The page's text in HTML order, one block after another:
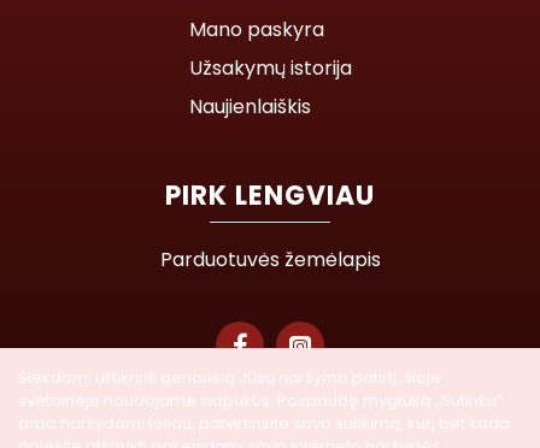
Siekdami užtikrinti geriausią Jūsų naršymo patirtį, šioje
svetainėje naudojame slapukus. Paspaudę mygtuką „Sutinku“
arba naršydami toliau, patvirtinsite savo sutikimą, kurį bet kada
Mano paskyra
Užsakymų istorija
Naujienlaiškis
PIRK LENGVIAU
Parduotuvės žemėlapis
© 2026 Lasegra UAB. Visos teisės saugomos